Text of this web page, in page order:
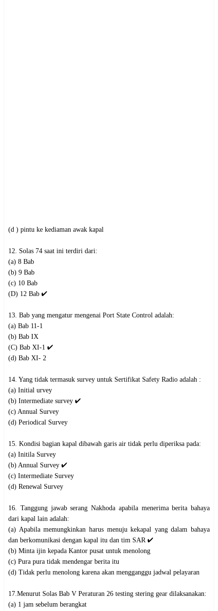
(d ) pintu ke kediaman awak kapal
12. Solas 74 saat ini terdiri dari:
(a) 8 Bab
(b) 9 Bab
(c) 10 Bab
(D) 12 Bab ✔️
13. Bab yang mengatur mengenai Port State Control adalah:
(a) Bab 11-1
(b) Bab IX
(C) Bab XI-1 ✔️
(d) Bab XI- 2
14. Yang tidak termasuk survey untuk Sertifikat Safety Radio adalah :
(a) Initial urvey
(b) Intermediate survey ✔️
(c) Annual Survey
(d) Periodical Survey
15. Kondisi bagian kapal dibawah garis air tidak perlu diperiksa pada:
(a) Initila Survey
(b) Annual Survey ✔️
(c) Intermediate Survey
(d) Renewal Survey
16. Tanggung jawab serang Nakhoda apabila menerima berita bahaya
dari kapal lain adalah:
(a) Apabila memungkinkan harus menuju kekapal yang dalam bahaya
dan berkomunikasi dengan kapal itu dan tim SAR ✔️
(b) Minta ijin kepada Kantor pusat untuk menolong
(c) Pura pura tidak mendengar berita itu
(d) Tidak perlu menolong karena akan mengganggu jadwal pelayaran
17.Menurut Solas Bab V Peraturan 26 testing stering gear dilaksanakan:
(a) 1 jam sebelum berangkat